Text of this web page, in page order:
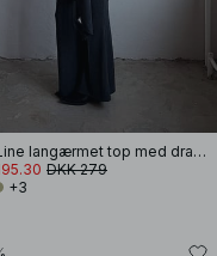
Soft Line langærmet top med drapering
DKK 279
+3